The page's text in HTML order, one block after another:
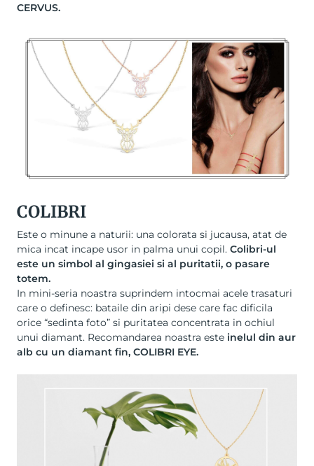
CERVUS.
COLIBRI
Este o minune a naturii: una colorata si jucausa, atat de
mica incat incape usor in palma unui copil. Colibri-ul
este un simbol al gingasiei si al puritatii, o pasare
totem.
In mini-seria noastra suprindem intocmai acele trasaturi
care o definesc: bataile din aripi dese care fac dificila
orice “sedinta foto” si puritatea concentrata in ochiul
unui diamant. Recomandarea noastra este inelul din aur
alb cu un diamant fin, COLIBRI EYE.